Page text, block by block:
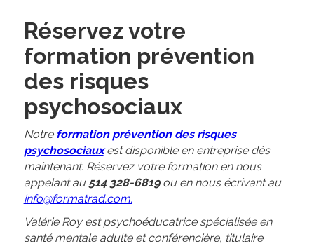
Réservez votre
formation prévention
des risques
psychosociaux
Notre formation prévention des risques
psychosociauxest disponible en entreprise dès
maintenant. Réservez votre formation en nous
appelant au 514 328-6819ou en nous écrivant au
info@formatrad.com.
Valérie Roy est psychoéducatrice spécialisée en
santé mentale adulte et conférencière, titulaire